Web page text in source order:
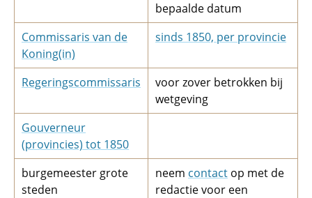
bepaalde datum
Commissaris van de
Koning(in)
sinds 1850, per provincie
Regeringscommissaris
voor zover betrokken bij
wetgeving
Gouverneur
(provincies) tot 1850
burgemeester grote
steden
neem contact op met de
redactie voor een